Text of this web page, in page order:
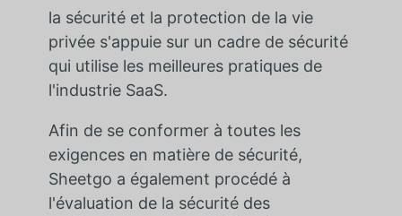
la sécurité et la protection de la vie
privée s'appuie sur un cadre de sécurité
qui utilise les meilleures pratiques de
l'industrie SaaS.
Afin de se conformer à toutes les
exigences en matière de sécurité,
Sheetgo a également procédé à
l'évaluation de la sécurité des